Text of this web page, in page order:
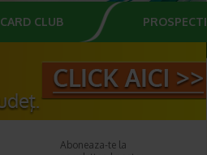
CARD CLUB PROSPECTE
Aboneaza-te la